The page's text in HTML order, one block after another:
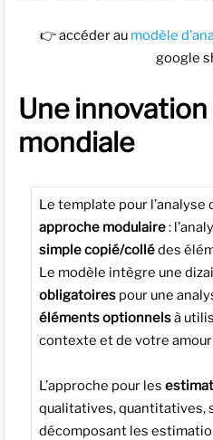
👉 accéder au modèle
google
Une
mondiale
Le template pour
approche modulaire:
simple copié/collédes
Le modèle intègre une
obligatoirespour une
élémentsoptionnelsà
contexte et de votre amour
L’approche pour les
qualitatives, quantitatives,
décomposant les